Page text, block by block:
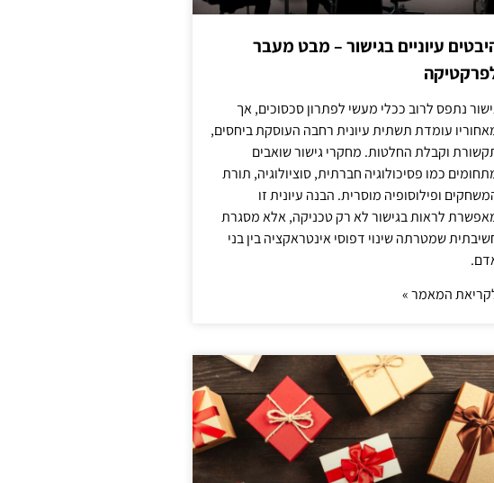
עיוניים בגישור – מבט מעבר
נתפס לרוב ככלי מעשי לפתרון סכסוכים, אך
עומדת תשתית עיונית רחבה העוסקת ביחסים,
וקבלת החלטות. מחקרי גישור שואבים
כמו פסיכולוגיה חברתית, סוציולוגיה, תורת
ופילוסופיה מוסרית. הבנה עיונית זו
לראות בגישור לא רק טכניקה, אלא מסגרת
שמטרתה שינוי דפוסי אינטראקציה בין בני
המאמר »